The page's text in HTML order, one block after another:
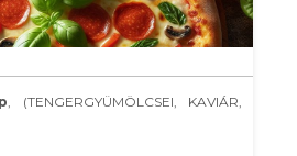
, (TENGERGYÜMÖLCSEI, KAVIÁR,